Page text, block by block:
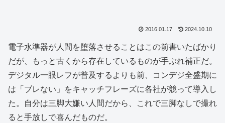
2016.01.17 2024.10.10
電子水準器が人間を堕落させることはこの前書いたばかり
だが、もっと古くから存在しているものが手ぶれ補正だ。
デジタル一眼レフが普及するよりも前、コンデジ全盛期に
は「ブレない」をキャッチフレーズに各社が競って導入し
た。自分は三脚大嫌い人間だから、これで三脚なしで撮れ
ると手放しで喜んだものだ。